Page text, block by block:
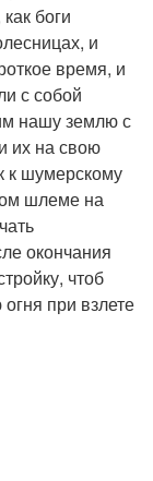
боги
и
время, и
с собой
нашу землю с
их на свою
к шумерскому
шлеме на
окончания
чтоб
при взлете